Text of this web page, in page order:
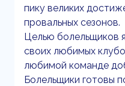
пику великих
провальных сезонов.
Целью болельщиков
своих любимых
любимой команде
Болельщики готовы